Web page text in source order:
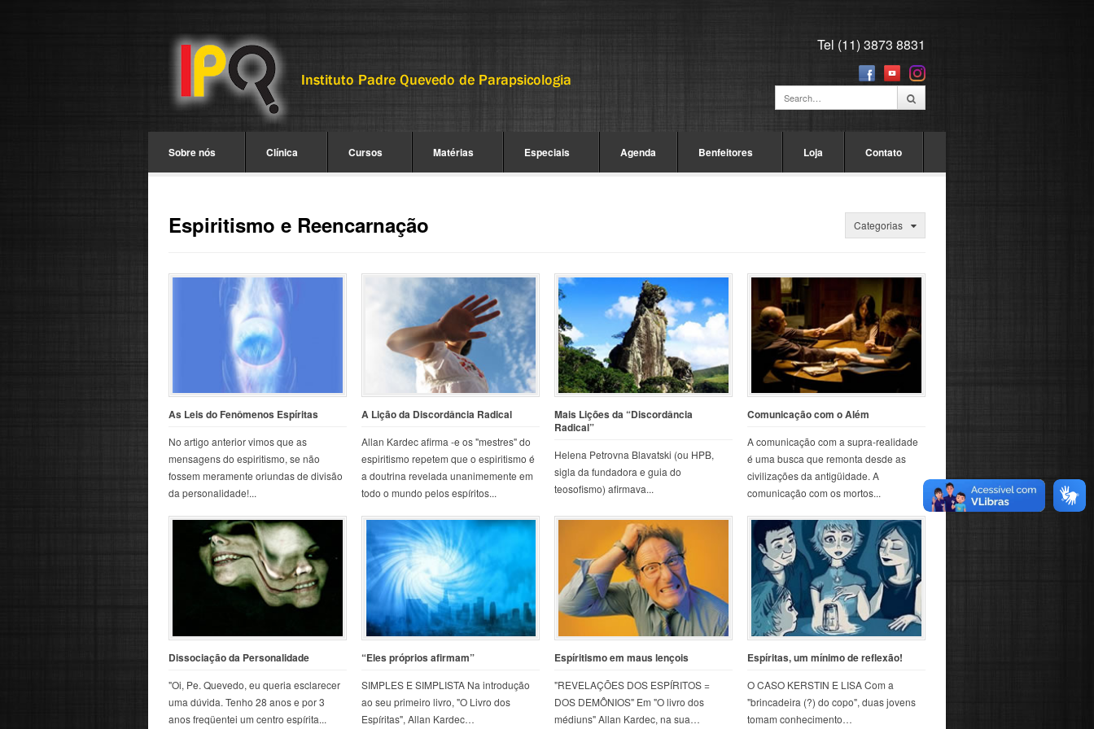
Tel (11) 3873 8831
Sobre nós Clínica Cursos Matérias Especiais Agenda Benfeitores Loja Contato
Espiritismo e Reencarnação Categorias
As Leis do Fenômenos Espíritas
No artigo anterior vimos que as
mensagens do espiritismo, se não
fossem meramente oriundas de divisão
da personalidade!...
A Lição da Discordância Radical
Allan Kardec afirma -e os "mestres" do
espiritismo repetem que o espiritismo é
a doutrina revelada unanimemente em
todo o mundo pelos espíritos...
Mais Lições da “Discordância
Radical”
Helena Petrovna Blavatski (ou HPB,
sigla da fundadora e guia do
teosofismo) afirmava...
Comunicação com o Além
A comunicação com a supra-realidade
é uma busca que remonta desde as
civilizações da antigüidade. A
comunicação com os mortos...
Dissociação da Personalidade
"Oi, Pe. Quevedo, eu queria esclarecer
uma dúvida. Tenho 28 anos e por 3
anos freqüentei um centro espírita...
“Eles próprios afirmam”
SIMPLES E SIMPLISTA Na introdução
ao seu primeiro livro, "O Livro dos
Espíritas", Allan Kardec…
Espíritismo em maus lençois
"REVELAÇÕES DOS ESPÍRITOS =
DOS DEMÔNIOS" Em "O livro dos
médiuns" Allan Kardec, na sua…
Espíritas, um mínimo de reflexão!
O CASO KERSTIN E LISA Com a
"brincadeira (?) do copo", duas jovens
tomam conhecimento…